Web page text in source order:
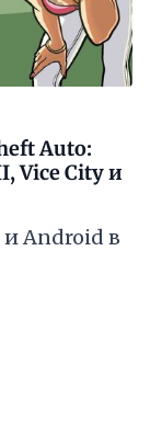
Auto:
Vice City и
и Android в